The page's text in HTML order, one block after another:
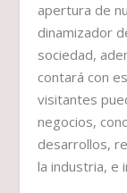
apertura de
dinamizador
sociedad,
contará con
visitantes
negocios,
desarrollos,
la industria, e